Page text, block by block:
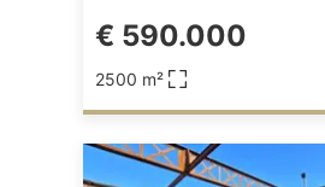
€ 590.000
2500 m²